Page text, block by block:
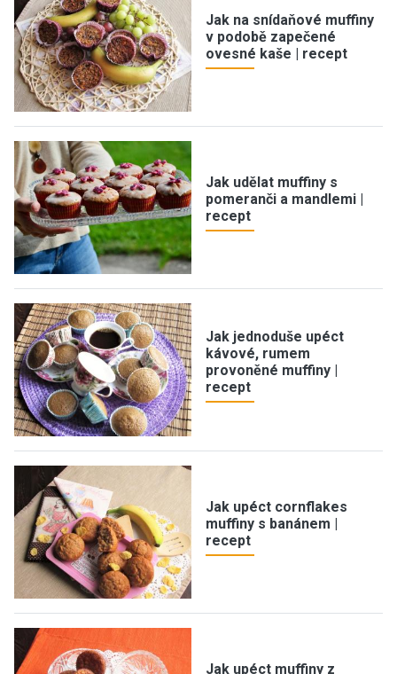
Jak na snídaňové muffiny
v podobě zapečené
ovesné kaše | recept
Jak udělat muffiny s
pomeranči a mandlemi |
recept
Jak jednoduše upéct
kávové, rumem
provoněné muffiny |
recept
Jak upéct cornflakes
muffiny s banánem |
recept
Jak upéct muffiny z